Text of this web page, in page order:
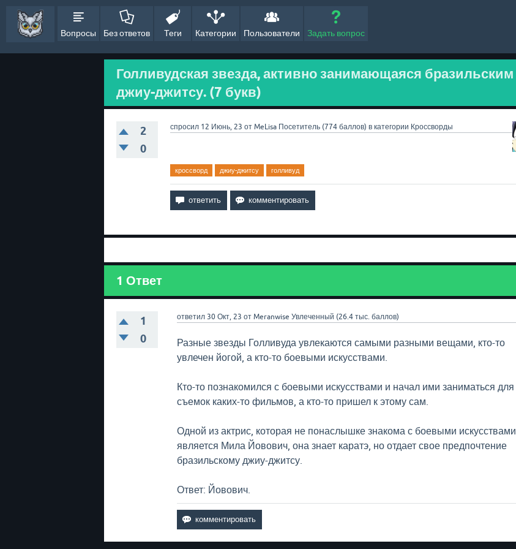
Вопросы Без ответов Теги Категории Пользователи Задать вопрос
Голливудская звезда, активно занимающаяся бразильским
джиу-джитсу. (7 букв)
2
0
спросил 12 Июнь, 23 от MeLisa Посетитель (774 баллов) в категории Кроссворды
кроссворд джиу-джитсу голливуд
1 Ответ
1
0
ответил 30 Окт, 23 отMeranwise Увлеченный (26.4 тыс. баллов)
Разные звезды Голливуда увлекаются самыми разными вещами, кто-то
увлечен йогой, а кто-то боевыми искусствами.
Кто-то познакомился с боевыми искусствами и начал ими заниматься для
съемок каких-то фильмов, а кто-то пришел к этому сам.
Одной из актрис, которая не понаслышке знакома с боевыми искусствами
является Мила Йовович, она знает каратэ, но отдает свое предпочтение
бразильскому джиу-джитсу.
Ответ: Йовович.